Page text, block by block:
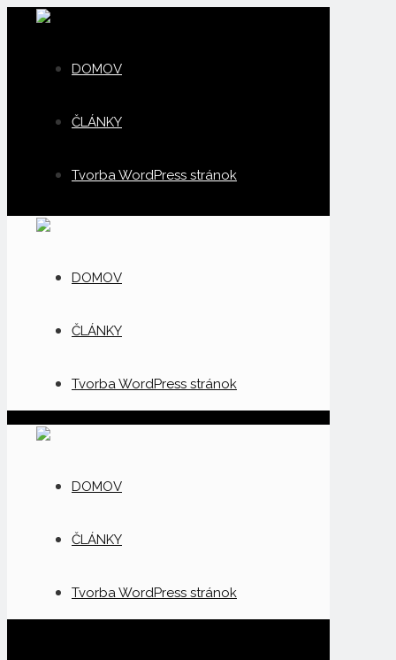
DOMOV
ČLÁNKY
Tvorba WordPress stránok
DOMOV
ČLÁNKY
Tvorba WordPress stránok
DOMOV
ČLÁNKY
Tvorba WordPress stránok